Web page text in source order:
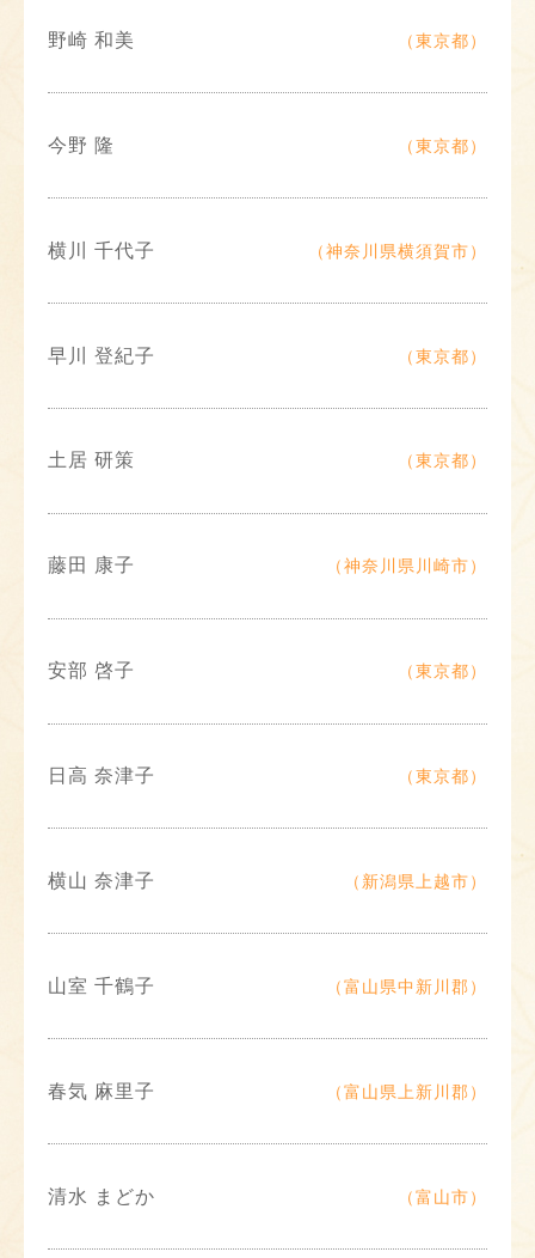
野崎 和美 （東京都）
今野 隆 （東京都）
横川 千代子 （神奈川県横須賀市）
早川 登紀子 （東京都）
土居 研策 （東京都）
藤田 康子 （神奈川県川崎市）
安部 啓子 （東京都）
日高 奈津子 （東京都）
横山 奈津子 （新潟県上越市）
山室 千鶴子 （富山県中新川郡）
春気 麻里子 （富山県上新川郡）
清水 まどか （富山市）